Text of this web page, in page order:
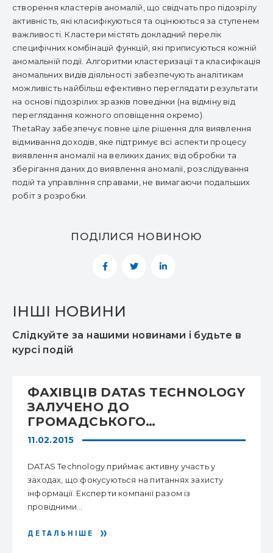
створення кластерів аномалій, що свідчать про підозрілу
активність, які класифікуються та оцінюються за ступенем
важливості. Кластери містять докладний перелік
специфічних комбінацій функцій, які приписуються кожній
аномальній події. Алгоритми кластеризації та класифікація
аномальних видів діяльності забезпечують аналітикам
можливість найбільш ефективно переглядати результати
на основі підозрілих зразків поведінки (на відміну від
переглядання кожного оповіщення окремо).
ThetaRay забезпечує повне ціле рішення для виявлення
відмивання доходів, яке підтримує всі аспекти процесу
виявлення аномалії на великих даних; від обробки та
зберігання даних до виявлення аномалії, розслідування
подій та управління справами, не вимагаючи подальших
робіт з розробки.
ПОДІЛИСЯ НОВИНОЮ
ІНШІ НОВИНИ
Слідкуйте за нашими новинами і будьте в
курсі подій
11.02.2015
ФАХІВЦІВ DATAS TECHNOLOGY
ЗАЛУЧЕНО ДО
ГРОМАДСЬКОГО
ОБГОВОРЕННЯ КІБЕРБЕЗПЕКИ
DATAS Technology приймає активну участь у
заходах, що фокусуються на питаннях захисту
інформації. Експерти компанії разом із
провідними...
ДЕТАЛЬНІШЕ